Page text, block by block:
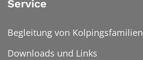
Service
Begleitung von Kolpingsfamilien
Downloads und Links